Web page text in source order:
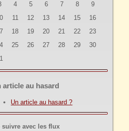
4 5 6 7 8
9
11 12 13 14 15
16
18 19 20 21 22
23
25 26 27 28 29
30
article au hasard
Un article au hasard ?
suivre avec les flux